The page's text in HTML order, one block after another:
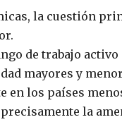
la cuestión
de trabajo
mayores y
los países
la